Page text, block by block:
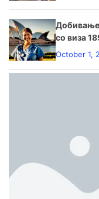
Добивање
со виза
October 1,